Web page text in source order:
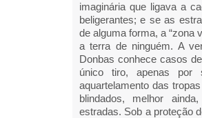
imaginária que ligava a
beligerantes; e se as
de alguma forma, a “zona
a terra de ninguém. A
Donbas conhece casos
único tiro, apenas por
aquartelamento das
blindados, melhor
estradas. Sob a proteção